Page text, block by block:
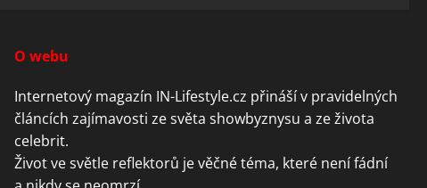
O webu
Internetový magazín IN-Lifestyle.cz přináší v pravidelných
článcích zajímavosti ze světa showbyznysu a ze života
celebrit.
Život ve světle reflektorů je věčné téma, které není fádní